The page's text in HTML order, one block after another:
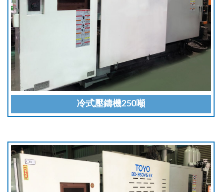
冷式壓鑄機250噸